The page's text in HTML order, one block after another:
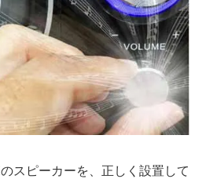
スピーカーを、正しく設置して